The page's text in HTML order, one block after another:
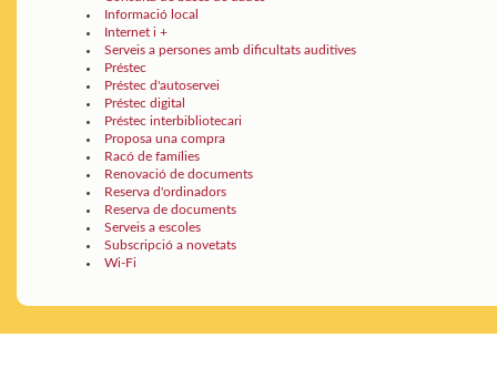
Informació local
Internet i +
Serveis a persones amb dificultats auditives
Préstec
Préstec d'autoservei
Préstec digital
Préstec interbibliotecari
Proposa una compra
Racó de famílies
Renovació de documents
Reserva d'ordinadors
Reserva de documents
Serveis a escoles
Subscripció a novetats
Wi-Fi